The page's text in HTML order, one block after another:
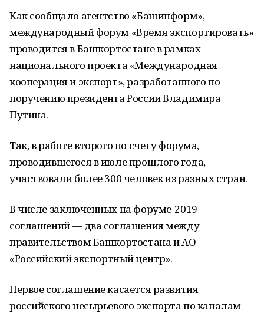
Как сообщало агентство «Башинформ»,
международный форум «Время экспортировать»
проводится в Башкортостане в рамках
национального проекта «Международная
кооперация и экспорт», разработанного по
поручению президента России Владимира
Путина.
Так, в работе второго по счету форума,
проводившегося в июле прошлого года,
участвовали более 300 человек из разных стран.
В числе заключенных на форуме-2019
соглашений — два соглашения между
правительством Башкортостана и АО
«Российский экспортный центр».
Первое соглашение касается развития
российского несырьевого экспорта по каналам